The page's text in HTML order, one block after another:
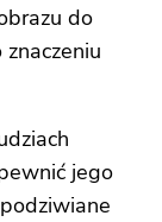
do
jego